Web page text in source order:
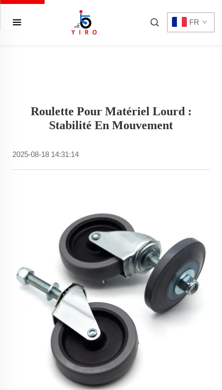
FR
Roulette Pour Matériel Lourd :
Stabilité En Mouvement
2025-08-18 14:31:14